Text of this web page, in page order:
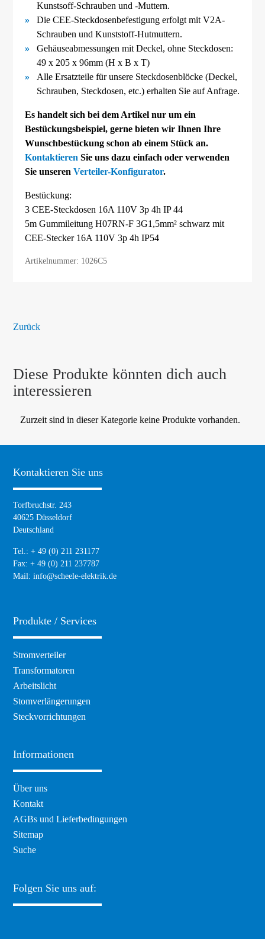
Kunstsoff-Schrauben und -Muttern.
Die CEE-Steckdosenbefestigung erfolgt mit V2A-
Schrauben und Kunststoff-Hutmuttern.
Gehäuseabmessungen mit Deckel, ohne Steckdosen:
49 x 205 x 96mm (H x B x T)
Alle Ersatzteile für unsere Steckdosenblöcke (Deckel,
Schrauben, Steckdosen, etc.) erhalten Sie auf Anfrage.
Es handelt sich bei dem Artikel nur um ein
Bestückungsbeispiel, gerne bieten wir Ihnen Ihre
Wunschbestückung schon ab einem Stück an.
Kontaktieren Sie uns dazu einfach oder verwenden
Sie unserenVerteiler-Konfigurator.
Bestückung:
3 CEE-Steckdosen 16A 110V 3p 4h IP 44
5m Gummileitung H07RN-F 3G1,5mm² schwarz mit
CEE-Stecker 16A 110V 3p 4h IP54
Artikelnummer: 1026C5
Zurück
Diese Produkte könnten dich auch
interessieren
Zurzeit sind in dieser Kategorie keine Produkte vorhanden.
Kontaktieren Sie uns
Torfbruchstr. 243
40625 Düsseldorf
Deutschland
Tel.: + 49 (0) 211 231177
Fax: + 49 (0) 211 237787
Mail:info@scheele-elektrik.de
Produkte / Services
Navigation
überspringen
Stromverteiler
Transformatoren
Arbeitslicht
Stomverlängerungen
Steckvorrichtungen
Informationen
Navigation
überspringen
Über uns
Kontakt
AGBs und Lieferbedingungen
Sitemap
Suche
Folgen Sie uns auf: